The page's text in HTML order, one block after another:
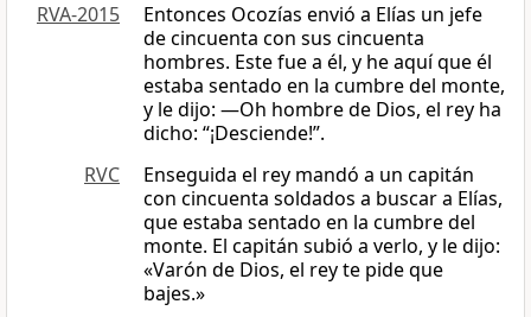
RVA-2015
Entonces Ocozías envió a Elías un jefe
de cincuenta con sus cincuenta
hombres. Este fue a él, y he aquí que él
estaba sentado en la cumbre del monte,
y le dijo: —Oh hombre de Dios, el rey ha
dicho: “¡Desciende!”.
RVC
Enseguida el rey mandó a un capitán
con cincuenta soldados a buscar a Elías,
que estaba sentado en la cumbre del
monte. El capitán subió a verlo, y le dijo:
«Varón de Dios, el rey te pide que
bajes.»